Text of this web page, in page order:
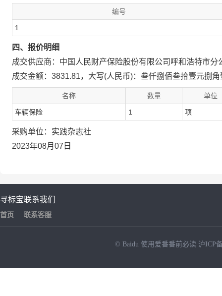
编号
1
四、报价明细
成交供应商：中国人民财产保险股份有限公司呼和浩特市分
成交金额：3831.81，大写(人民币)：叁仟捌佰叁拾壹元捌
名称 数量 单位
车辆保险 1 项
采购单位：实践杂志社
2023年08月07日
寻标宝
首页
联系我们
联系客服
© Baidu 使用爱番番前必读 沪ICP